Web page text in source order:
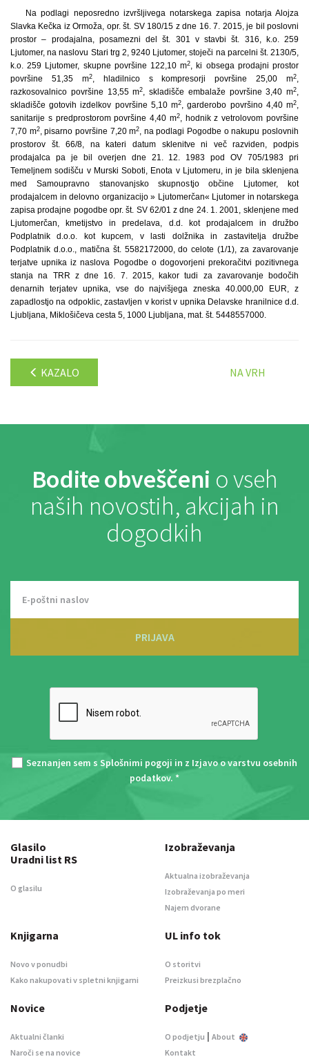
Na podlagi neposredno izvršljivega notarskega zapisa notarja Alojza
Slavka Kečka iz Ormoža, opr. št. SV 180/15 z dne 16. 7. 2015, je bil poslovni
prostor – prodajalna, posamezni del št. 301 v stavbi št. 316, k.o. 259
Ljutomer, na naslovu Stari trg 2, 9240 Ljutomer, stoječi na parcelni št. 2130/5,
k.o. 259 Ljutomer, skupne površine 122,10 m2, ki obsega prodajni prostor
površine 51,35 m2, hladilnico s kompresorji površine 25,00 m2,
razkosovalnico površine 13,55 m2, skladišče embalaže površine 3,40 m2,
skladišče gotovih izdelkov površine 5,10 m2, garderobo površino 4,40 m2,
sanitarije s predprostorom površine 4,40 m2, hodnik z vetrolovom površine
7,70 m2, pisarno površine 7,20 m2, na podlagi Pogodbe o nakupu poslovnih
prostorov št. 66/8, na kateri datum sklenitve ni več razviden, podpis
prodajalca pa je bil overjen dne 21. 12. 1983 pod OV 705/1983 pri
Temeljnem sodišču v Murski Soboti, Enota v Ljutomeru, in je bila sklenjena
med Samoupravno stanovanjsko skupnostjo občine Ljutomer, kot
prodajalcem in delovno organizacijo » Ljutomerčan« Ljutomer in notarskega
zapisa prodajne pogodbe opr. št. SV 62/01 z dne 24. 1. 2001, sklenjene med
Ljutomerčan, kmetijstvo in predelava, d.d. kot prodajalcem in družbo
Podplatnik d.o.o. kot kupcem, v lasti dolžnika in zastavitelja družbe
Podplatnik d.o.o., matična št. 5582172000, do celote (1/1), za zavarovanje
terjatve upnika iz naslova Pogodbe o dogovorjeni prekoračitvi pozitivnega
stanja na TRR z dne 16. 7. 2015, kakor tudi za zavarovanje bodočih
denarnih terjatev upnika, vse do najvišjega zneska 40.000,00 EUR, z
zapadlostjo na odpoklic, zastavljen v korist v upnika Delavske hranilnice d.d.
Ljubljana, Miklošičeva cesta 5, 1000 Ljubljana, mat. št. 5448557000.
KAZALO NA VRH
Bodite obveščeni o vseh
naših novostih, akcijah in
dogodkih
PRIJAVA
Seznanjen sem s Splošnimi pogoji in z Izjavo o varstvu osebnih
podatkov. *
Glasilo
Uradni list RS
O glasilu
Izobraževanja
Aktualna izobraževanja
Izobraževanja po meri
Najem dvorane
Knjigarna
Novo v ponudbi
Kako nakupovati v spletni knjigarni
UL info tok
O storitvi
Preizkusi brezplačno
Novice
Aktualni članki
Naroči se na novice
Podjetje
O podjetju | About
Kontakt